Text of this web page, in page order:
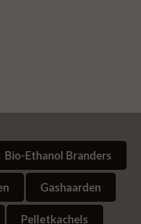
Bio-Ethanol Branders
Gashaarden
Pelletkachels